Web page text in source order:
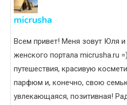
micrusha
Всем привет! Меня зовут Юля и
женского портала micrusha.ru
путешествия, красивую
парфюм и, конечно, свою
увлекающаяся, позитивная!